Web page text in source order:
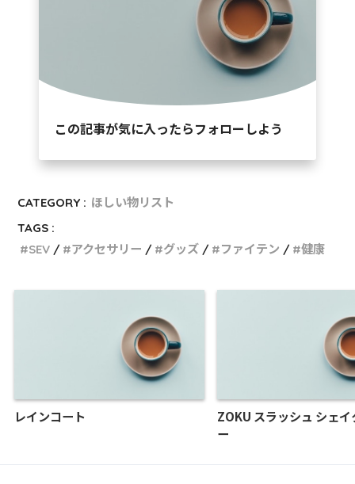
この記事が気に入ったらフォローしよう
CATEGORY : ほしい物リスト
TAGS :
SEV
アクセサリー グッズ ファイテン 健康
レインコート
ZOKU スラッシュ シェイ
ー